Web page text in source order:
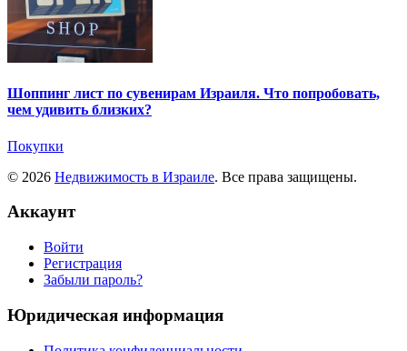
Шоппинг лист по сувенирам Израиля. Что попробовать,
чем удивить близких?
Покупки
© 2026 Недвижимость в Израиле. Все права защищены.
Аккаунт
Войти
Регистрация
Забыли пароль?
Юридическая информация